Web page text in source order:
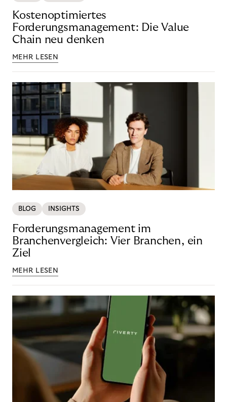
Kostenoptimiertes
Forderungsmanagement: Die Value
Chain neu denken
MEHR LESEN
BLOG INSIGHTS
Forderungsmanagement im
Branchenvergleich: Vier Branchen, ein
Ziel
MEHR LESEN